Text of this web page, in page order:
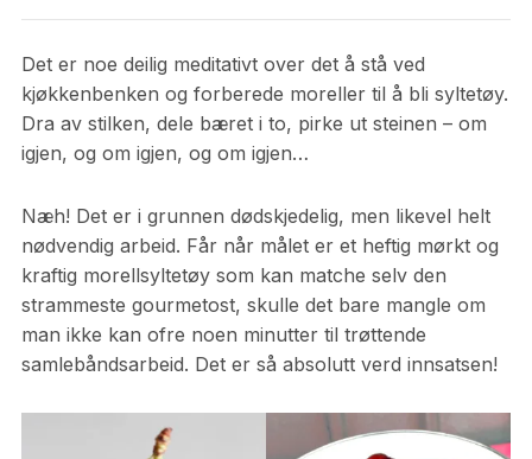
Det er noe deilig meditativt over det å stå ved
kjøkkenbenken og forberede moreller til å bli syltetøy.
Dra av stilken, dele bæret i to, pirke ut steinen – om
igjen, og om igjen, og om igjen…
Næh! Det er i grunnen dødskjedelig, men likevel helt
nødvendig arbeid. Får når målet er et heftig mørkt og
kraftig morellsyltetøy som kan matche selv den
strammeste gourmetost, skulle det bare mangle om
man ikke kan ofre noen minutter til trøttende
samlebåndsarbeid. Det er så absolutt verd innsatsen!